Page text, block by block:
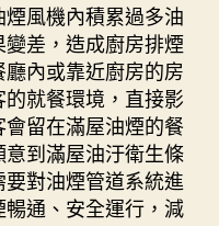
風機內積累過多油
差，造成廚房排煙
內或靠近廚房的房
就餐環境，直接影
留在滿屋油煙的餐
到滿屋油汙衛生條
對油煙管道系統進
通、安全運行，減